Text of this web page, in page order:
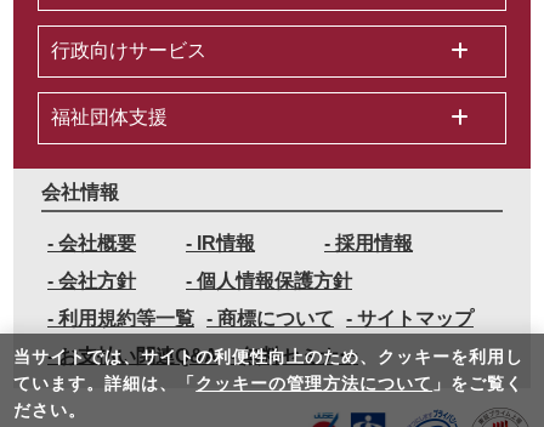
行政向けサービス
福祉団体支援
会社情報
会社概要 IR情報
採用情報
会社方針
個人情報保護方針
利用規約等一覧
商標について
サイトマップ
お支払い関連Q&A
無料セミナー
当サイトでは、サイトの利便性向上のため、クッキーを利⽤し
ています。詳細は、「 クッキーの管理方法について 」をご覧く
ださい。